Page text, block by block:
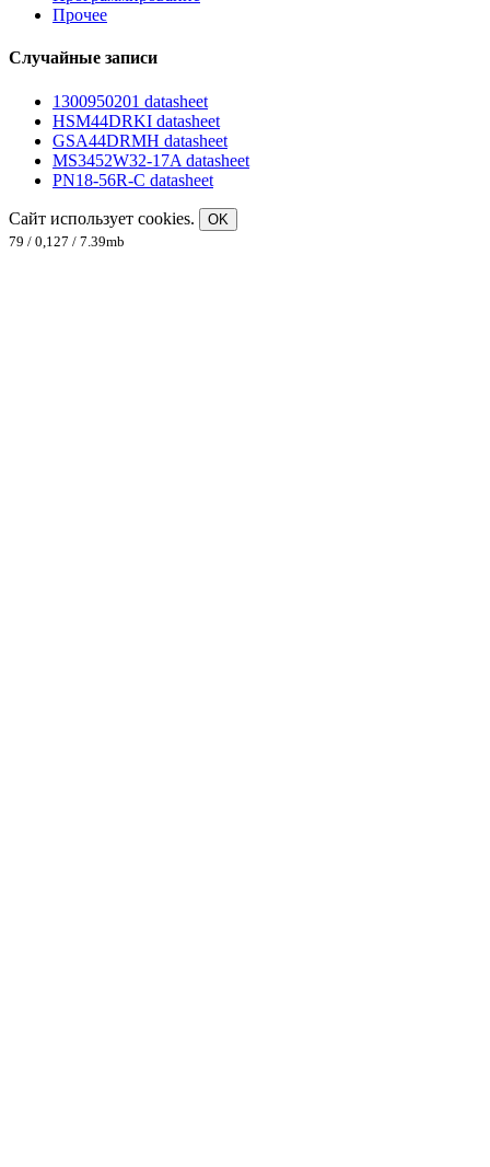
Прочее
Случайные записи
1300950201 datasheet
HSM44DRKI datasheet
GSA44DRMH datasheet
MS3452W32-17A datasheet
PN18-56R-C datasheet
Сайт использует cookies.
OK
79 / 0,127 / 7.39mb